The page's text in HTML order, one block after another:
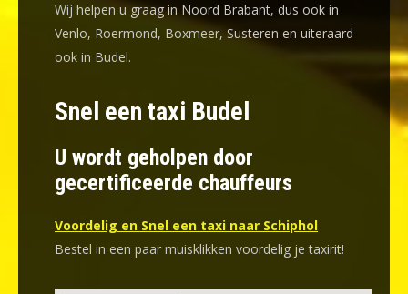
Wij helpen u graag in Noord Brabant, dus ook in
Venlo, Roermond, Boxmeer, Susteren en uiteraard
ook in Budel.
Snel een taxi Budel
U wordt geholpen door
gecertificeerde chauffeurs
Voordelig en Snel een taxi naar Schiphol
Bestel in een paar muisklikken voordelig je taxirit!